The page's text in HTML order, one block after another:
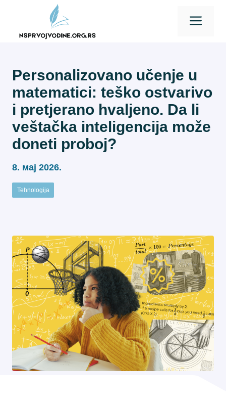
content
Personalizovano učenje u
matematici: teško ostvarivo
i pretjerano hvaljeno. Da li
veštačka inteligencija može
doneti proboj?
8. мај 2026.
Tehnologija